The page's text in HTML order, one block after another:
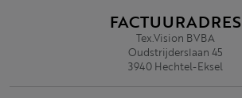
FACTUURADRES
Tex.Vision BVBA
Oudstrijderslaan 45
3940 Hechtel-Eksel